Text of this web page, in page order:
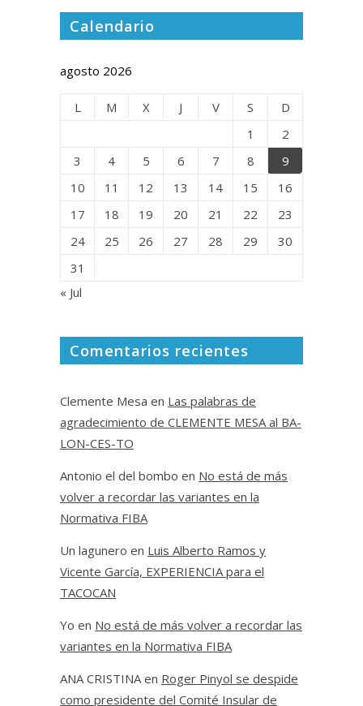
Calendario
agosto 2026
L M X J V S
D
1
2
3
4 5 6 7 8
9
10
11 12 13 14 15
16
17
18 19 20 21 22
23
24
25 26 27 28 29
30
31
« Jul
Comentarios recientes
Clemente Mesa en Las palabras de
agradecimiento de CLEMENTE MESA al BA-
LON-CES-TO
Antonio el del bombo en No está de más
volver a recordar las variantes en la
Normativa FIBA
Un lagunero en Luis Alberto Ramos y
Vicente García, EXPERIENCIA para el
TACOCAN
Yo en No está de más volver a recordar las
variantes en la Normativa FIBA
ANA CRISTINA en Roger Pinyol se despide
como presidente del Comité Insular de